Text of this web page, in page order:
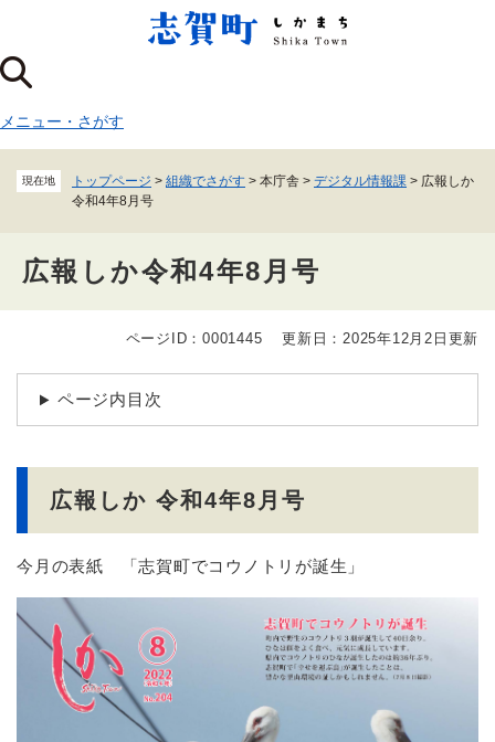
ジ
の
頭
で
メニューを飛ばして本文へ
メニュー ・ さがす
現在地 トップページ > 組織でさがす > 本庁舎 > デジタル情報課 > 広報しか
令和4年8月号
広報しか令和4年8月号
文
ページID：0001445 更新日：2025年12月2日更新
ページ内目次
広報しか 令和4年8月号
今月の表紙 「志賀町でコウノトリが誕生」